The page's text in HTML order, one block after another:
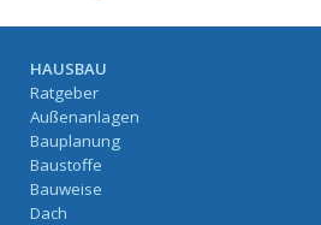
HAUSBAU
Ratgeber
Außenanlagen
Bauplanung
Baustoffe
Bauweise
Dach